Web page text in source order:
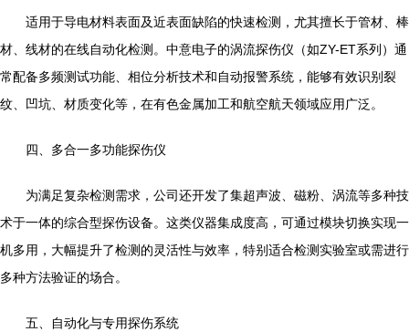
适用于导电材料表面及近表面缺陷的快速检测，尤其擅长于管材、棒
材、线材的在线自动化检测。中意电子的涡流探伤仪（如ZY-ET系列）通
常配备多频测试功能、相位分析技术和自动报警系统，能够有效识别裂
纹、凹坑、材质变化等，在有色金属加工和航空航天领域应用广泛。
四、多合一多功能探伤仪
为满足复杂检测需求，公司还开发了集超声波、磁粉、涡流等多种技
术于一体的综合型探伤设备。这类仪器集成度高，可通过模块切换实现一
机多用，大幅提升了检测的灵活性与效率，特别适合检测实验室或需进行
多种方法验证的场合。
五、自动化与专用探伤系统